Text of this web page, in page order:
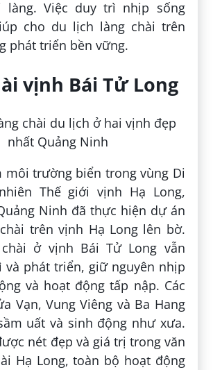
làng. Việc duy trì nhịp sống
cho du lịch làng chài trên
phát triển bền vững.
vịnh Bái Tử Long
môi trường biển trong vùng Di
Thế giới vịnh Hạ Long,
Ninh đã thực hiện dự án
trên vịnh Hạ Long lên bờ.
ở vịnh Bái Tử Long vẫn
và phát triển, giữ nguyên nhịp
và hoạt động tấp nập. Các
Vạn, Vung Viêng và Ba Hang
uất và sinh động như xưa.
nét đẹp và giá trị trong văn
Hạ Long, toàn bộ hoạt động